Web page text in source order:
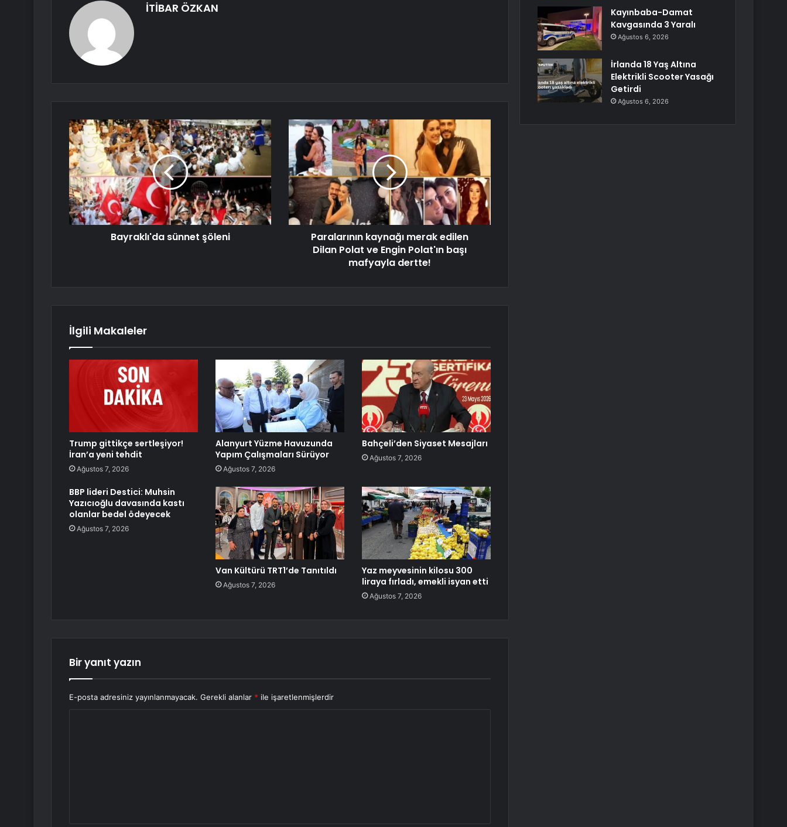
İTİBAR ÖZKAN
Bayraklı'da sünnet şöleni
Paralarının kaynağı merak edilen
Dilan Polat ve Engin Polat'ın başı
mafyayla dertte!
İlgili Makaleler
Trump gittikçe sertleşiyor!
İran’a yeni tehdit
Ağustos 7, 2026
Alanyurt Yüzme Havuzunda
Yapım Çalışmaları Sürüyor
Ağustos 7, 2026
Bahçeli’den Siyaset Mesajları
Ağustos 7, 2026
BBP lideri Destici: Muhsin
Yazıcıoğlu davasında kastı
olanlar bedel ödeyecek
Ağustos 7, 2026
Van Kültürü TRT1’de Tanıtıldı
Ağustos 7, 2026
Yaz meyvesinin kilosu 300
liraya fırladı, emekli isyan etti
Ağustos 7, 2026
Bir yanıt yazın
E-posta adresiniz yayınlanmayacak. Gerekli alanlar * ile işaretlenmişlerdir
Kayınbaba-Damat
Kavgasında 3 Yaralı
Ağustos 6, 2026
İrlanda 18 Yaş Altına
Elektrikli Scooter Yasağı
Getirdi
Ağustos 6, 2026